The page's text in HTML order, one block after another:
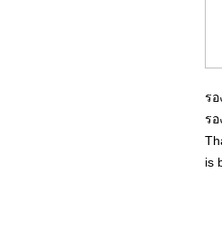
ร
ร
is